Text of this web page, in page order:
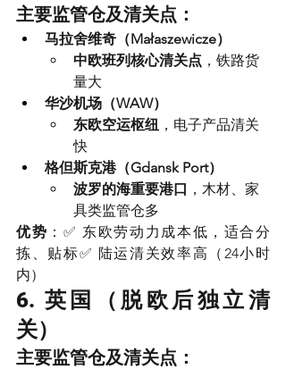
主要监管仓及清关点：
马拉舍维奇（Małaszewicze）
中欧班列核心清关点 ，铁路货
量大
华沙机场（WAW）
东欧空运枢纽 ，电子产品清关
快
格但斯克港（Gdansk Port）
波罗的海重要港口 ，木材、家
具类监管仓多
优势 ：✅ 东欧劳动力成本低，适合分
拣、贴标✅ 陆运清关效率高（24小时
内）
6. 英国（脱欧后独立清
关）
主要监管仓及清关点：